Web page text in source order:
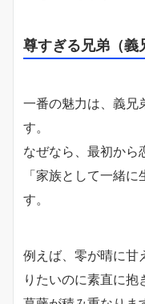
尊すぎる兄弟（義
一番の魅力は、義兄
す。
なぜなら、最初から
「家族として一緒
す。
例えば、零が晴に甘
りたいのに素直に